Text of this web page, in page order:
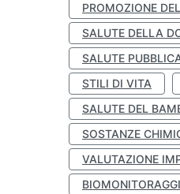
PROMOZIONE
SALUTE DELLA
SALUTE
STILI DI VITA
SALUTE DEL
SOSTANZE
VALUTAZIONE